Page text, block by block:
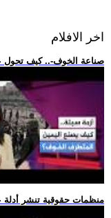
اخر الافلام
.. -صناعة الخوف-.. كيف
.. منظمات حقوقية تنشر أدلة